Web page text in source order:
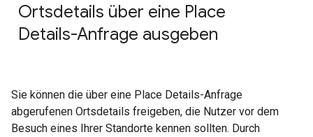
Ortsdetails über eine Place
Details-Anfrage ausgeben
Sie können die über eine Place Details-Anfrage
abgerufenen Ortsdetails freigeben, die Nutzer vor dem
Besuch eines Ihrer Standorte kennen sollten. Durch